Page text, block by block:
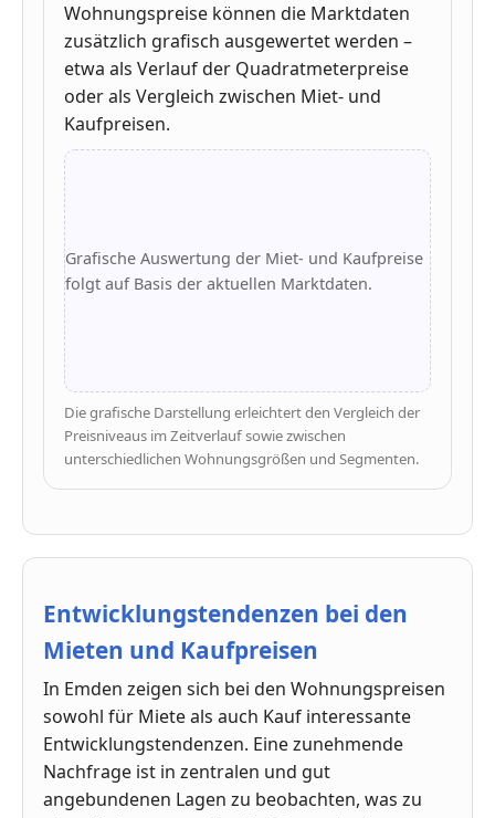
Wohnungspreise können die Marktdaten
zusätzlich grafisch ausgewertet werden –
etwa als Verlauf der Quadratmeterpreise
oder als Vergleich zwischen Miet- und
Kaufpreisen.
Grafische Auswertung der Miet- und Kaufpreise
folgt auf Basis der aktuellen Marktdaten.
Die grafische Darstellung erleichtert den Vergleich der
Preisniveaus im Zeitverlauf sowie zwischen
unterschiedlichen Wohnungsgrößen und Segmenten.
Entwicklungstendenzen bei den
Mieten und Kaufpreisen
In Emden zeigen sich bei den Wohnungspreisen
sowohl für Miete als auch Kauf interessante
Entwicklungstendenzen. Eine zunehmende
Nachfrage ist in zentralen und gut
angebundenen Lagen zu beobachten, was zu